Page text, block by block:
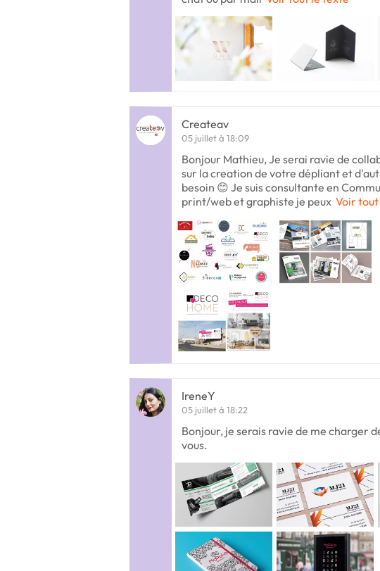
Createav
05 juillet à 18:09
Bonjour Mathieu, Je serai ravie de
sur la creation de votre dépliant et
besoin 😊 Je suis consultante en
print/web et graphiste je peux Voir
IreneY
05 juillet à 18:22
Bonjour, je serais ravie de me charger
vous.